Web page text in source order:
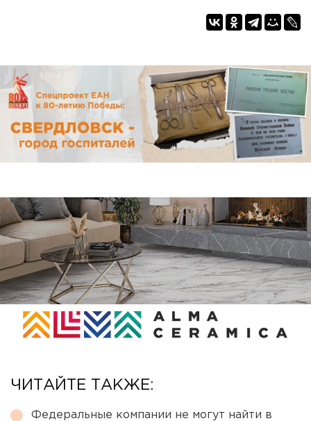
ЧИТАЙТЕ ТАКЖЕ:
Федеральные компании не могут найти в